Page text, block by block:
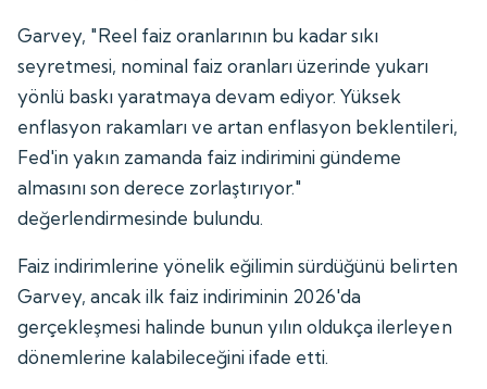
Garvey, "Reel faiz oranlarının bu kadar sıkı
seyretmesi, nominal faiz oranları üzerinde yukarı
yönlü baskı yaratmaya devam ediyor. Yüksek
enflasyon rakamları ve artan enflasyon beklentileri,
Fed'in yakın zamanda faiz indirimini gündeme
almasını son derece zorlaştırıyor."
değerlendirmesinde bulundu.
Faiz indirimlerine yönelik eğilimin sürdüğünü belirten
Garvey, ancak ilk faiz indiriminin 2026'da
gerçekleşmesi halinde bunun yılın oldukça ilerleyen
dönemlerine kalabileceğini ifade etti.